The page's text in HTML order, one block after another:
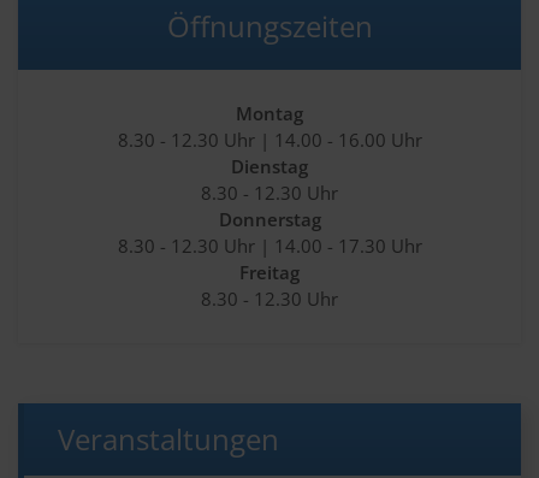
Öffnungszeiten
Montag
8.30 - 12.30 Uhr | 14.00 - 16.00 Uhr
Dienstag
8.30 - 12.30 Uhr
Donnerstag
8.30 - 12.30 Uhr | 14.00 - 17.30 Uhr
Freitag
8.30 - 12.30 Uhr
Veranstaltungen